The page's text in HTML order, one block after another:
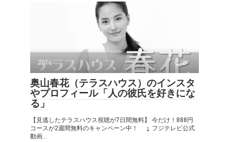
2016 0
奥山春花（テラスハウス）のインスタ
やプロフィール「人の彼氏を好きにな
る」
【見逃したテラスハウス視聴が7日間無料】 今だけ！888円
コースが2週間無料のキャンペーン中！ ↓ フジテレビ公式
動画...